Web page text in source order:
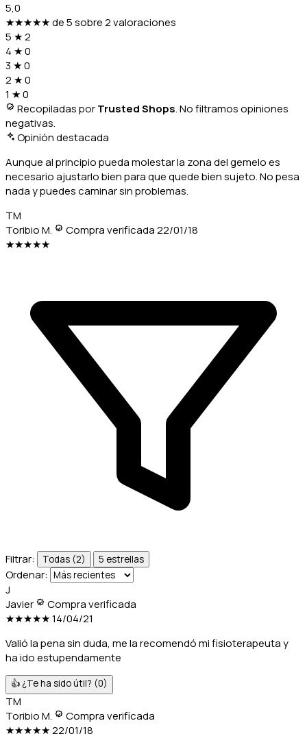
5,0
★★★★★de 5 sobre 2 valoraciones
5 ★2
4 ★0
3 ★0
2 ★0
1 ★0
Recopiladas porTrusted Shops. No filtramos opiniones
negativas.
Opinión destacada
Aunque al principio pueda molestar la zona del gemelo es
necesario ajustarlo bien para que quede bien sujeto. No pesa
nada y puedes caminar sin problemas.
TM
Toribio M.
Compra verificada22/01/18
★★★★★
Filtrar: Todas (2) 5 estrellas
Ordenar:
J
Javier
Compra verificada
★★★★★14/04/21
Valió la pena sin duda, me la recomendó mi fisioterapeuta y
ha ido estupendamente
👍 ¿Te ha sido útil? (0)
TM
Toribio M.
Compra verificada
★★★★★22/01/18